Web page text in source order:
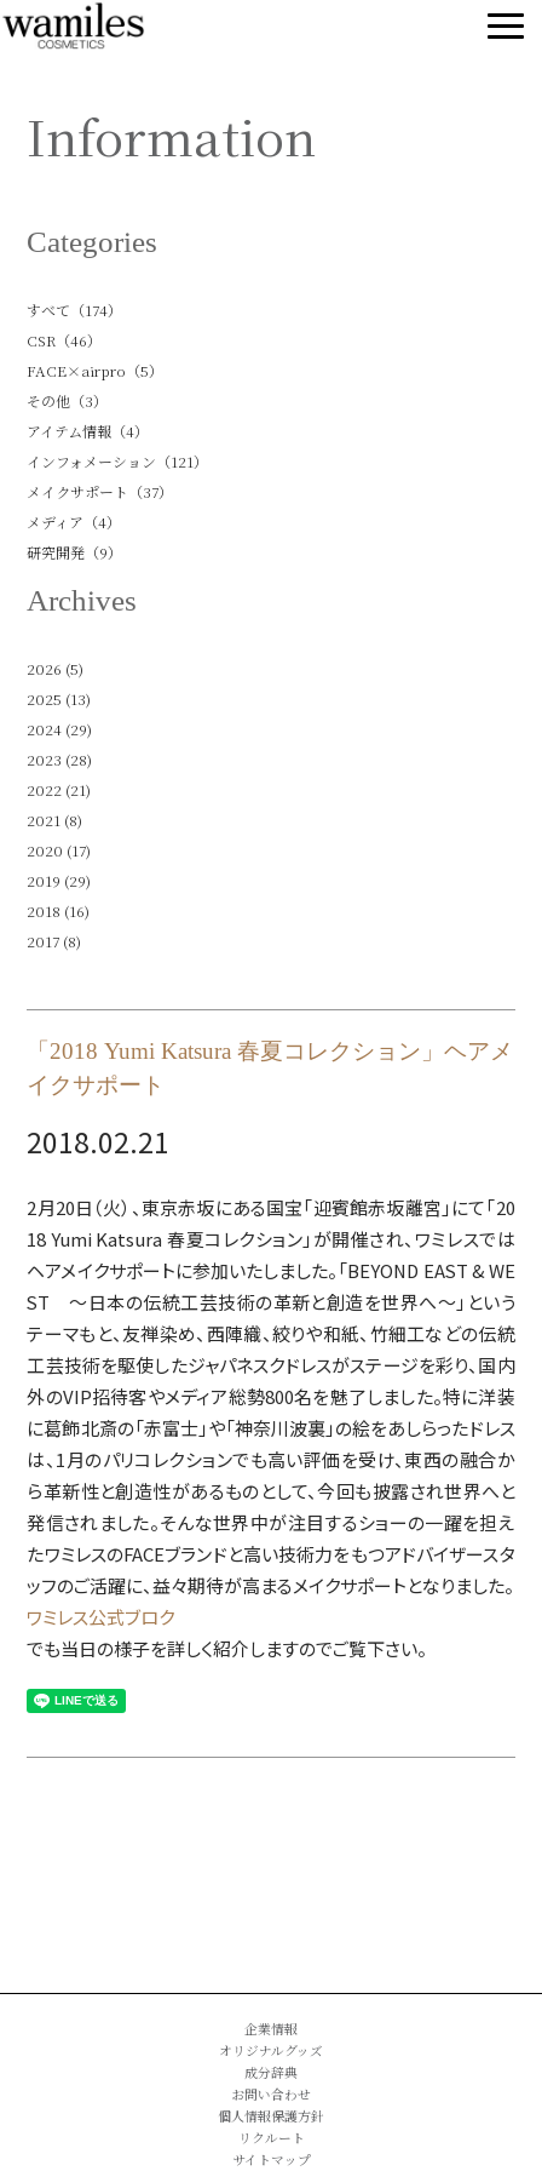
Information
Categories
すべて（174）
CSR（46）
FACE×airpro（5）
その他（3）
アイテム情報（4）
インフォメーション（121）
メイクサポート（37）
メディア（4）
研究開発（9）
Archives
2026 (5)
2025 (13)
2024 (29)
2023 (28)
2022 (21)
2021 (8)
2020 (17)
2019 (29)
2018 (16)
2017 (8)
「2018 Yumi Katsura 春夏コレクション」ヘアメ
イクサポート
2018.02.21
2月20日（火）、東京赤坂にある国宝「迎賓館赤坂離宮」にて「20
18 Yumi Katsura 春夏コレクション」が開催され、ワミレスでは
ヘアメイクサポートに参加いたしました。「BEYOND EAST & WE
ST ～日本の伝統工芸技術の革新と創造を世界へ～」という
テーマもと、友禅染め、西陣織、絞りや和紙、竹細工などの伝統
工芸技術を駆使したジャパネスクドレスがステージを彩り、国内
外のVIP招待客やメディア総勢800名を魅了しました。特に洋装
に葛飾北斎の「赤富士」や「神奈川波裏」の絵をあしらったドレス
は、1月のパリコレクションでも高い評価を受け、東西の融合か
ら革新性と創造性があるものとして、今回も披露され世界へと
発信されました。そんな世界中が注目するショーの一躍を担え
たワミレスのFACEブランドと高い技術力をもつアドバイザースタ
ッフのご活躍に、益々期待が高まるメイクサポートとなりました。
ワミレス公式ブロク
でも当日の様子を詳しく紹介しますのでご覧下さい。
企業情報
オリジナルグッズ
成分辞典
お問い合わせ
個人情報保護方針
リクルート
サイトマップ